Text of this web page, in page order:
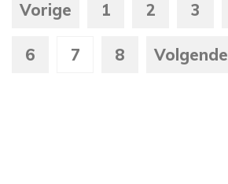
Vorige 1 2 3
6 7 8 Volgende